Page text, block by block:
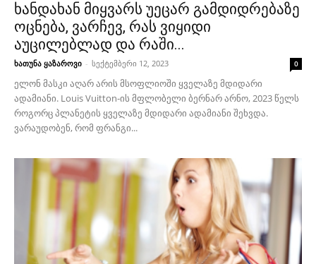
ხანდახან მიყვარს უეცარ გამდიდრებაზე
ოცნება, ვარჩევ, რას ვიყიდი
აუცილებლად და რაში...
ხათუნა ყაზაროვი - სექტემბერი 12, 2023 0
ელონ მასკი აღარ არის მსოფლიოში ყველაზე მდიდარი
ადამიანი. Louis Vuitton-ის მფლობელი ბერნარ არნო, 2023 წელს
როგორც პლანეტის ყველაზე მდიდარი ადამიანი შეხვდა.
ვარაუდობენ, რომ ფრანგი...